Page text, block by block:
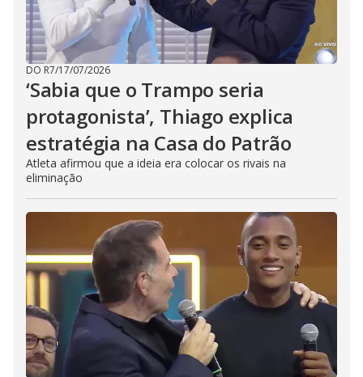
DO R7/17/07/2026
‘Sabia que o Trampo seria
protagonista’, Thiago explica
estratégia na Casa do Patrão
Atleta afirmou que a ideia era colocar os rivais na
eliminação